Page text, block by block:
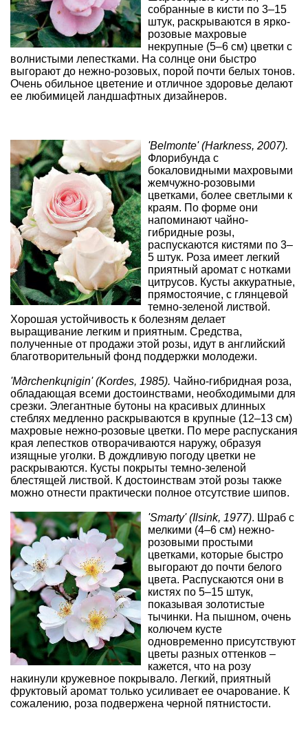
собранные в кисти по 3–15
штук, раскрываются в ярко-
розовые махровые
некрупные (5–6 см) цветки с
волнистыми лепестками. На солнце они быстро
выгорают до нежно-розовых, порой почти белых тонов.
Очень обильное цветение и отличное здоровье делают
ее любимицей ландшафтных дизайнеров.
'Belmonte' (Harkness, 2007).
Флорибунда с
бокаловидными махровыми
жемчужно-розовыми
цветками, более светлыми к
краям. По форме они
напоминают чайно-
гибридные розы,
распускаются кистями по 3–
5 штук. Роза имеет легкий
приятный аромат с нотками
цитрусов. Кусты аккуратные,
прямостоячие, с глянцевой
темно-зеленой листвой.
Хорошая устойчивость к болезням делает
выращивание легким и приятным. Средства,
полученные от продажи этой розы, идут в английский
благотворительный фонд поддержки молодежи.
'Mдrchenkцnigin' (Kordes, 1985). Чайно-гибридная роза,
обладающая всеми достоинствами, необходимыми для
срезки. Элегантные бутоны на красивых длинных
стеблях медленно раскрываются в крупные (12–13 см)
махровые нежно-розовые цветки. По мере распускания
края лепестков отворачиваются наружу, образуя
изящные уголки. В дождливую погоду цветки не
раскрываются. Кусты покрыты темно-зеленой
блестящей листвой. К достоинствам этой розы также
можно отнести практически полное отсутствие шипов.
'Smarty' (Ilsink, 1977). Шраб с
мелкими (4–6 см) нежно-
розовыми простыми
цветками, которые быстро
выгорают до почти белого
цвета. Распускаются они в
кистях по 5–15 штук,
показывая золотистые
тычинки. На пышном, очень
колючем кусте
одновременно присутствуют
цветы разных оттенков –
кажется, что на розу
накинули кружевное покрывало. Легкий, приятный
фруктовый аромат только усиливает ее очарование. К
сожалению, роза подвержена черной пятнистости.